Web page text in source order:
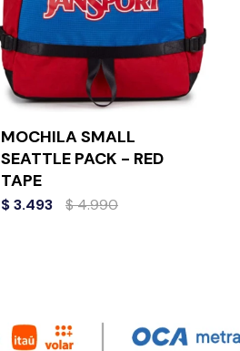
MOCHILA SMALL
SEATTLE PACK - RED
TAPE
$ 3.493 $4.990